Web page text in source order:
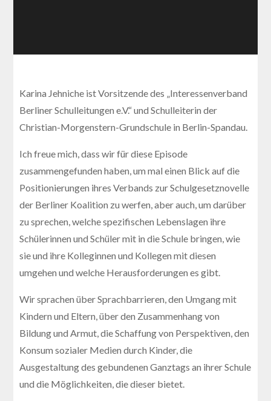
Karina Jehniche ist Vorsitzende des „Interessenverband
Berliner Schulleitungen e.V.“ und Schulleiterin der
Christian-Morgenstern-Grundschule in Berlin-Spandau.
Ich freue mich, dass wir für diese Episode
zusammengefunden haben, um mal einen Blick auf die
Positionierungen ihres Verbands zur Schulgesetznovelle
der Berliner Koalition zu werfen, aber auch, um darüber
zu sprechen, welche spezifischen Lebenslagen ihre
Schülerinnen und Schüler mit in die Schule bringen, wie
sie und ihre Kolleginnen und Kollegen mit diesen
umgehen und welche Herausforderungen es gibt.
Wir sprachen über Sprachbarrieren, den Umgang mit
Kindern und Eltern, über den Zusammenhang von
Bildung und Armut, die Schaffung von Perspektiven, den
Konsum sozialer Medien durch Kinder, die
Ausgestaltung des gebundenen Ganztags an ihrer Schule
und die Möglichkeiten, die dieser bietet.